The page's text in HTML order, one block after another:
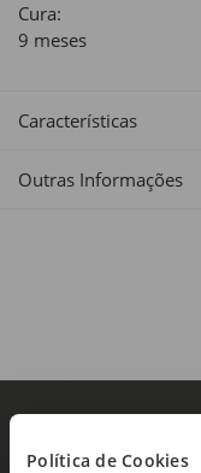
Política de Cookies
Cura:
9 meses
Características
Outras Informações